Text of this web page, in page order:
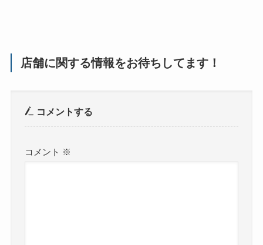
店舗に関する情報をお待ちしてます！
コメントする
コメント ※